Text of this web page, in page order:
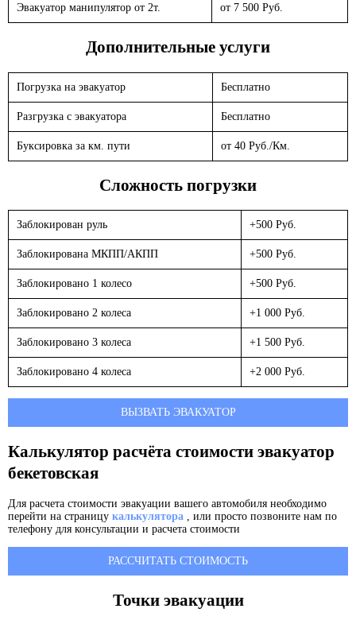
Эвакуатор манипулятор от 2т. от 7 500 Руб.
Дополнительные услуги
Погрузка на эвакуатор Бесплатно
Разгрузка с эвакуатора Бесплатно
Буксировка за км. пути от 40 Руб./Км.
Сложность погрузки
Заблокирован руль +500 Руб.
Заблокирована МКПП/АКПП +500 Руб.
Заблокировано 1 колесо +500 Руб.
Заблокировано 2 колеса +1 000 Руб.
Заблокировано 3 колеса +1 500 Руб.
Заблокировано 4 колеса +2 000 Руб.
ВЫЗВАТЬ ЭВАКУАТОР
Калькулятор расчёта стоимости эвакуатор
бекетовская
Для расчета стоимости эвакуации вашего автомобиля необходимо
перейти на страницу калькулятора , или просто позвоните нам по
телефону для консультации и расчета стоимости
РАССЧИТАТЬ СТОИМОСТЬ
Точки эвакуации